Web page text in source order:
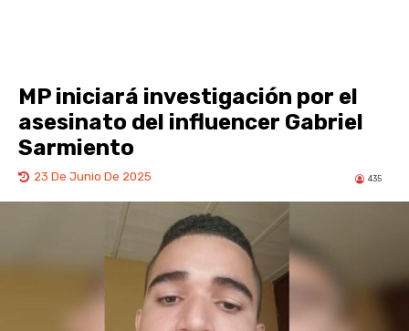
MP iniciará investigación por el
asesinato del influencer Gabriel
Sarmiento
23 De Junio De 2025 435